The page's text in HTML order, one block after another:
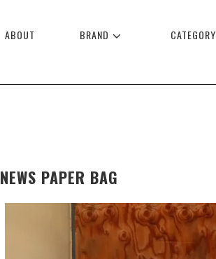
ABOUT BRAND CATEGORY
NEWS PAPER BAG